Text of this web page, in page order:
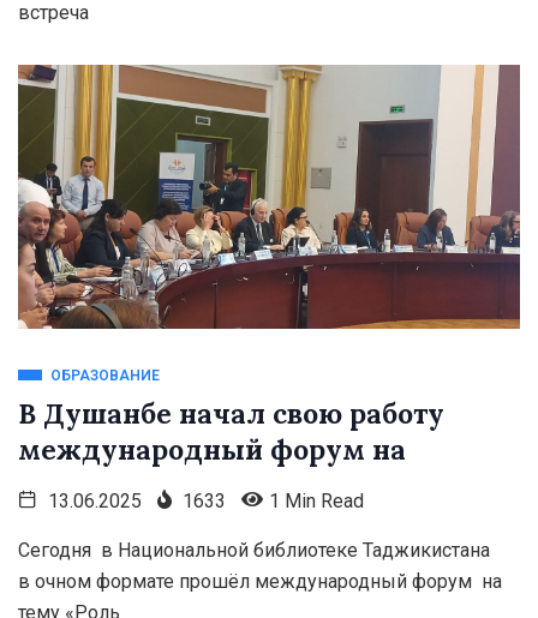
встреча
ОБРАЗОВАНИЕ
В Душанбе начал свою работу
международный форум на
13.06.2025 1633 1 Min Read
Сегодня в Национальной библиотеке Таджикистана
в очном формате прошёл международный форум на
тему «Роль